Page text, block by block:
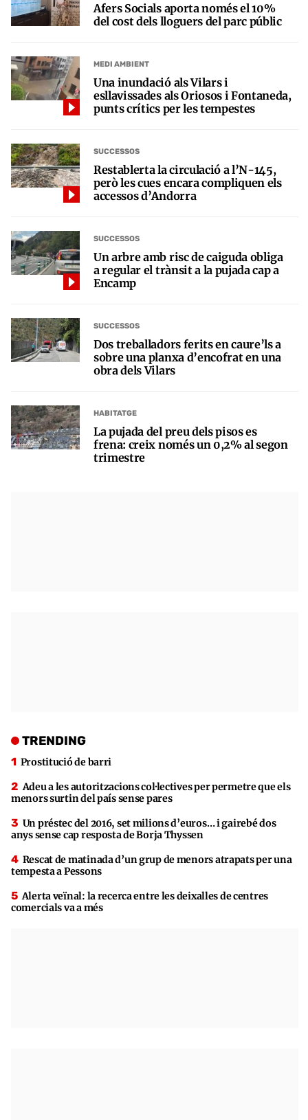
Afers Socials aporta només el 10%
del cost dels lloguers del parc públic
MEDI AMBIENT
Una inundació als Vilars i
esllavissades als Oriosos i Fontaneda,
punts crítics per les tempestes
SUCCESSOS
Restablerta la circulació a l’N-145,
però les cues encara compliquen els
accessos d’Andorra
SUCCESSOS
Un arbre amb risc de caiguda obliga
a regular el trànsit a la pujada cap a
Encamp
SUCCESSOS
Dos treballadors ferits en caure’ls a
sobre una planxa d’encofrat en una
obra dels Vilars
HABITATGE
La pujada del preu dels pisos es
frena: creix només un 0,2% al segon
trimestre
TRENDING
Prostitució de barri
Adeu a les autoritzacions col·lectives per permetre que els
menors surtin del país sense pares
Un préstec del 2016, set milions d’euros… i gairebé dos
anys sense cap resposta de Borja Thyssen
Rescat de matinada d’un grup de menors atrapats per una
tempesta a Pessons
Alerta veïnal: la recerca entre les deixalles de centres
comercials va a més